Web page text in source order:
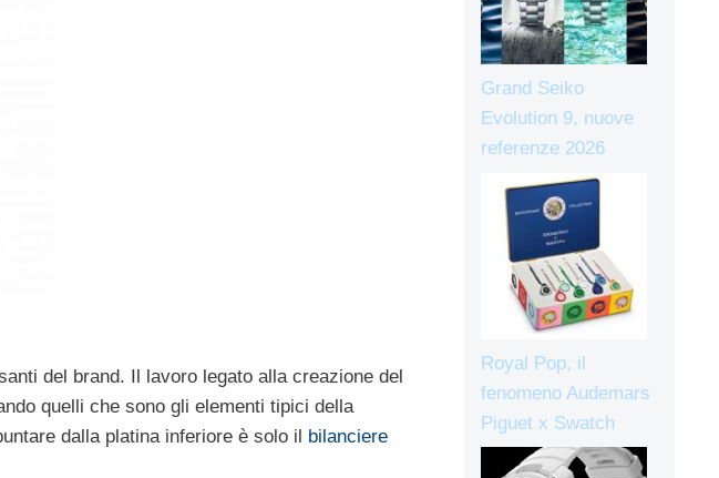
del brand. Il lavoro legato alla creazione del
quelli che sono gli elementi tipici della
dalla platina inferiore è solo il bilanciere
Grand Seiko
Evolution 9, nuove
referenze 2026
Royal Pop, il
fenomeno Audemars
Piguet x Swatch